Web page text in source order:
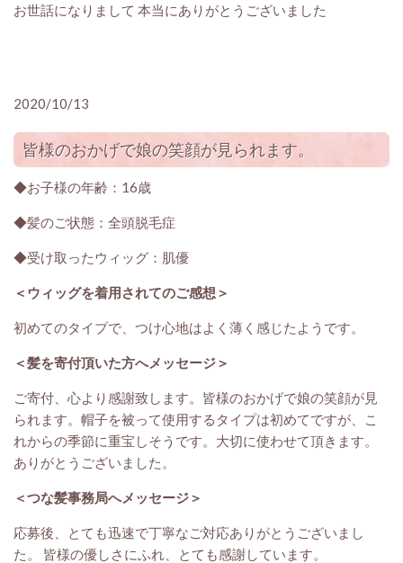
お世話になりまして 本当にありがとうございました
2020/10/13
皆様のおかげで娘の笑顔が見られます。
◆お子様の年齢：16歳
◆髪のご状態：全頭脱毛症
◆受け取ったウィッグ：肌優
＜ウィッグを着用されてのご感想＞
初めてのタイプで、つけ心地はよく薄く感じたようです。
＜髪を寄付頂いた方へメッセージ＞
ご寄付、心より感謝致します。皆様のおかげで娘の笑顔が見
られます。帽子を被って使用するタイプは初めてですが、こ
れからの季節に重宝しそうです。大切に使わせて頂きます。
ありがとうございました。
＜つな髪事務局へメッセージ＞
応募後、とても迅速で丁寧なご対応ありがとうございまし
た。 皆様の優しさにふれ、とても感謝しています。